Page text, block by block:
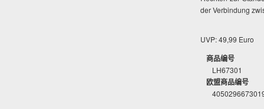
der Verbindung
UVP: 49,99 Euro
商品编号
LH67301
欧盟商品编号